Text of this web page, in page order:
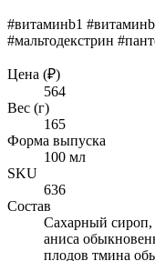
#витаминb1
#мальтодекстрин
Цена (₽)
564
Вес (г)
165
Форма выпуска
100 мл
SKU
636
Состав
Сахарный сироп,
аниса
плодов тмина